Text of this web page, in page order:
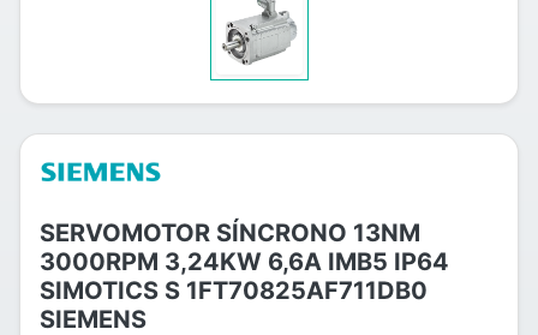
SERVOMOTOR SÍNCRONO 13NM
3000RPM 3,24KW 6,6A IMB5 IP64
SIMOTICS S 1FT70825AF711DB0
SIEMENS